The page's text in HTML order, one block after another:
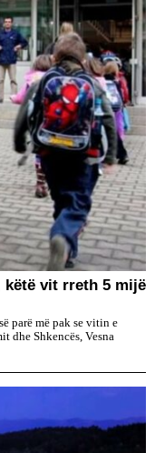
këtë vit rreth 5 mijë
parë më pak se vitin e
dhe Shkencës, Vesna